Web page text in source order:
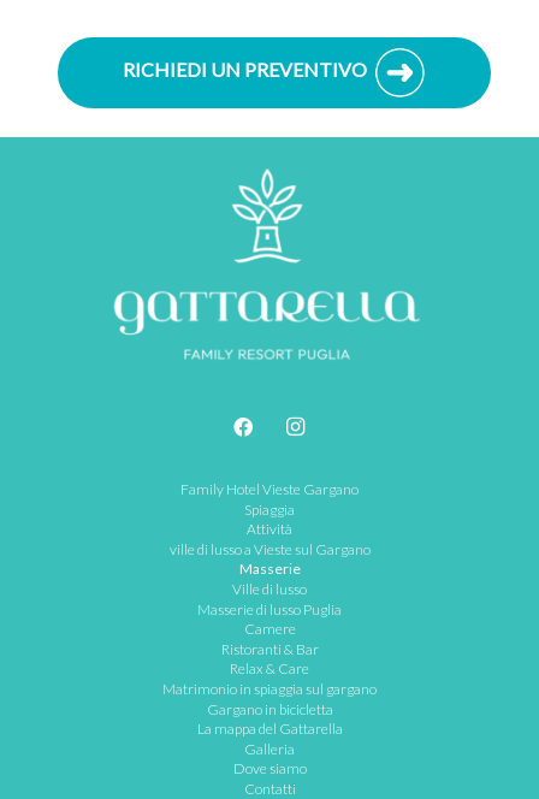
RICHIEDI UN PREVENTIVO
Family Hotel Vieste Gargano
Spiaggia
Attività
ville di lusso a Vieste sul Gargano
Masserie
Ville di lusso
Masserie di lusso Puglia
Camere
Ristoranti & Bar
Relax & Care
Matrimonio in spiaggia sul gargano
Gargano in bicicletta
La mappa del Gattarella
Galleria
Dove siamo
Contatti